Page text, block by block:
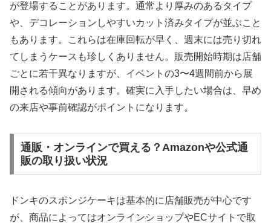
が登場することがあります。通常より厚みのあるタイプ
や、デコレーションしやすいカット済みタイプが並ぶこと
もあります。これらは在庫回転が早く、週末には売り切れ
てしまうケースも珍しくありません。販売開始時期は店舗
ごとに若干異なりますが、イベントの3〜4週間前から展
開される傾向があります。確実に入手したい場合は、早め
の来店や事前確認がポイントになります。
通販・オンラインで買える？Amazonや公式通
販の取り扱い状況
ドンキのスポンジケーキは基本的に店舗販売が中心です
が、商品によってはオンラインショップやECサイトで取